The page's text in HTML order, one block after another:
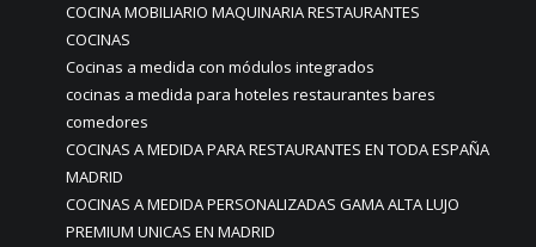
COCINA MOBILIARIO MAQUINARIA RESTAURANTES
COCINAS
Cocinas a medida con módulos integrados
cocinas a medida para hoteles restaurantes bares
comedores
COCINAS A MEDIDA PARA RESTAURANTES EN TODA ESPAÑA
MADRID
COCINAS A MEDIDA PERSONALIZADAS GAMA ALTA LUJO
PREMIUM UNICAS EN MADRID